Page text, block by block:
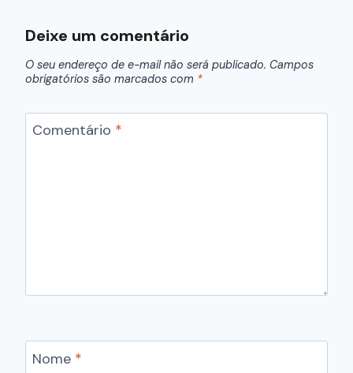
Deixe um comentário
O seu endereço de e-mail não será publicado. Campos
obrigatórios são marcados com *
Comentário *
Nome *